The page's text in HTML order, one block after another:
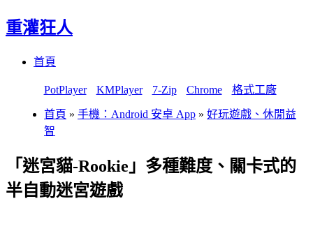
重灌狂人
首頁
PotPlayer KMPlayer 7-Zip Chrome 格式工廠
首頁 » 手機：Android 安卓 App » 好玩遊戲、休閒益
智
「迷宮貓-Rookie」多種難度、關卡式的
半自動迷宮遊戲